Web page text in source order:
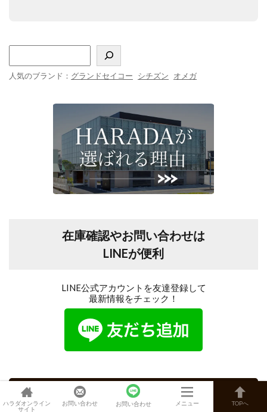
人気のブランド： グランドセイコー シチズン オメガ
在庫確認やお問い合わせは
LINEが便利
LINE公式アカウントを友達登録して
最新情報をチェック！
人気記事
ハラダオンライン
サイト
お問い合わせ お問い合わせ メニュー TOPへ